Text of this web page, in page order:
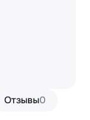
Отзывы0